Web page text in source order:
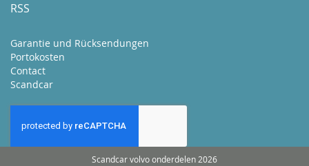
RSS
Garantie und Rücksendungen
Portokosten
Contact
Scandcar
Scandcar volvo onderdelen 2026